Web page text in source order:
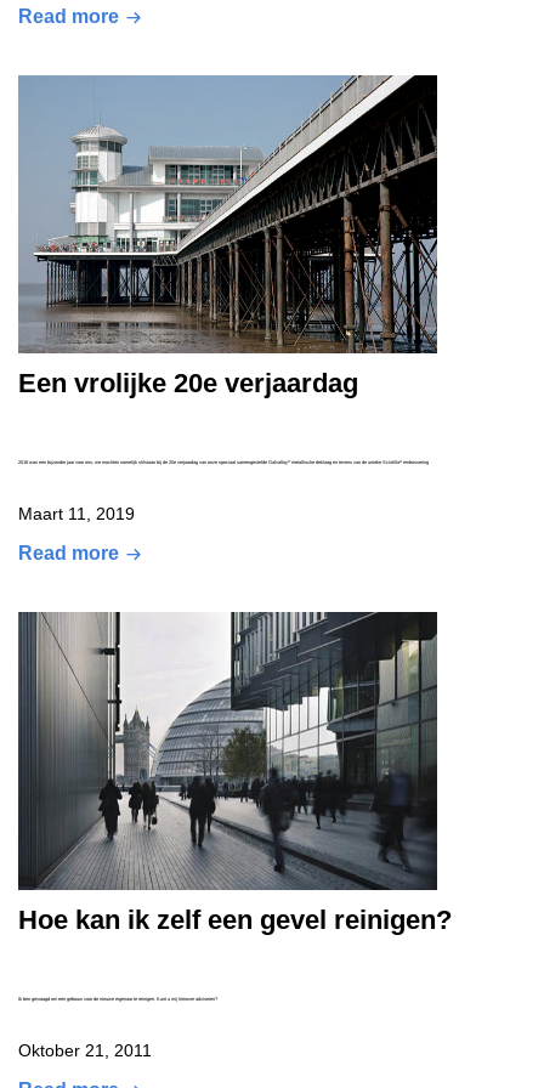
Read more
Een vrolijke 20e verjaardag
2018 was een bijzonder jaar voor ons; we mochten namelijk stilstaan bij de 20e verjaardag van onze speciaal samengestelde Galvalloy® metallische deklaag en tevens van de unieke Scintilla® embossering
Maart 11, 2019
Read more
Hoe kan ik zelf een gevel reinigen?
Ik ben gevraagd om een gebouw voor de nieuwe eigenaar te reinigen. Kunt u mij hierover adviseren?
Oktober 21, 2011